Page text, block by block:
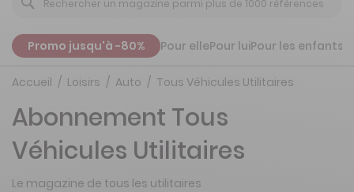
Promo jusqu'à -80% Pour ellePour luiPour les enfants
Accueil Loisirs Auto Tous Véhicules Utilitaires
Abonnement Tous
Véhicules Utilitaires
Le magazine de tous les utilitaires